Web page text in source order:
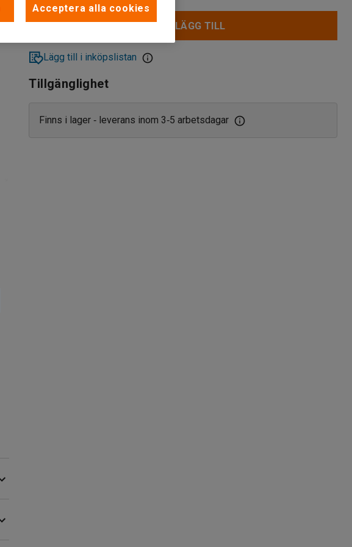
LÄGG TILL
Lägg till i inköpslistan
Tillgänglighet
Finns i lager‑ leverans inom 3‑5 arbetsdagar
Acceptera alla cookies